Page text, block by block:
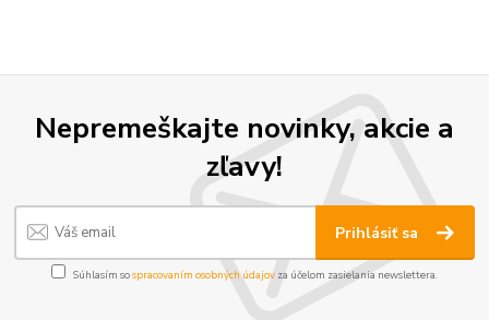
Nepremeškajte novinky, akcie a
zľavy!
Prihlásiť sa
Súhlasím sospracovaním osobných údajov za účelom zasielania newslettera.